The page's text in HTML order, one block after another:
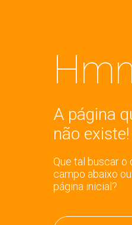
A página
não existe!
Que tal buscar o
campo abaixo
página inicial?